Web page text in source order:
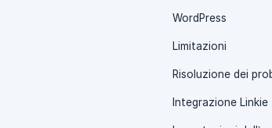
WordPress
Limitazioni
Integrazione Linkie